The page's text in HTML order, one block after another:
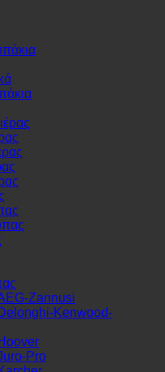
Zannusi
Kenwood-
Pro